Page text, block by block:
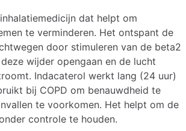
dat helpt om
te verminderen. Het ontspant de
door stimuleren van de beta2
wijder opengaan en de lucht
Indacaterol werkt lang (24 uur)
bij COPD om benauwdheid te
te voorkomen. Het helpt om de
controle te houden.